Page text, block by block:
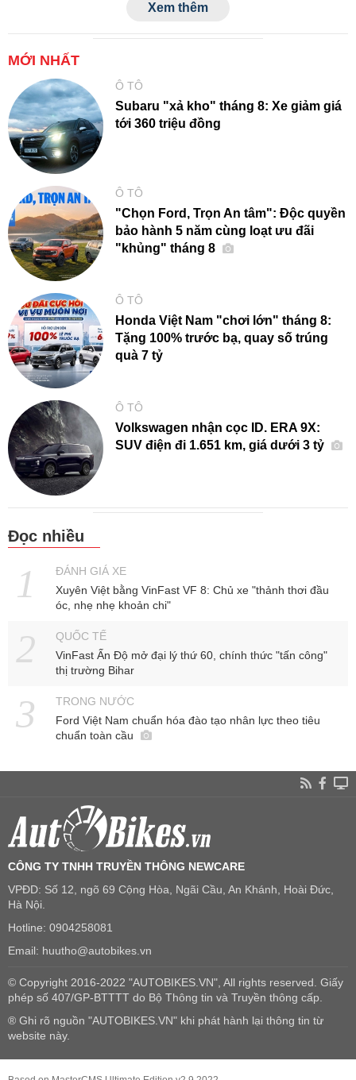
Xem thêm
MỚI NHẤT
Ô TÔ
Subaru "xả kho" tháng 8: Xe giảm giá
tới 360 triệu đồng
Ô TÔ
"Chọn Ford, Trọn An tâm": Độc quyền
bảo hành 5 năm cùng loạt ưu đãi
"khủng" tháng 8
Ô TÔ
Honda Việt Nam "chơi lớn" tháng 8:
Tặng 100% trước bạ, quay số trúng
quà 7 tỷ
Ô TÔ
Volkswagen nhận cọc ID. ERA 9X:
SUV điện đi 1.651 km, giá dưới 3 tỷ
Đọc nhiều
ĐÁNH GIÁ XE
Xuyên Việt bằng VinFast VF 8: Chủ xe "thảnh thơi đầu
óc, nhẹ nhẹ khoản chi"
QUỐC TẾ
VinFast Ấn Độ mở đại lý thứ 60, chính thức "tấn công"
thị trường Bihar
TRONG NƯỚC
Ford Việt Nam chuẩn hóa đào tạo nhân lực theo tiêu
chuẩn toàn cầu
CÔNG TY TNHH TRUYỀN THÔNG NEWCARE
VPĐD: Số 12, ngõ 69 Cộng Hòa, Ngãi Cầu, An Khánh, Hoài Đức,
Hà Nội.
Hotline: 0904258081
Email: huutho@autobikes.vn
© Copyright 2016-2022 "AUTOBIKES.VN", All rights reserved. Giấy
phép số 407/GP-BTTTT do Bộ Thông tin và Truyền thông cấp.
® Ghi rõ nguồn "AUTOBIKES.VN" khi phát hành lại thông tin từ
website này.